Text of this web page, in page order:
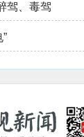
驾、毒驾